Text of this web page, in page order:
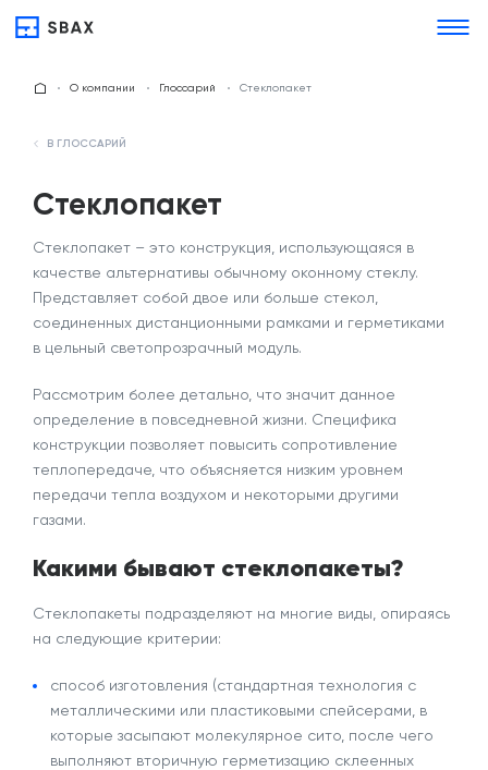
О компании Глоссарий Стеклопакет
В ГЛОССАРИЙ
Стеклопакет
Стеклопакет – это конструкция, использующаяся в
качестве альтернативы обычному оконному стеклу.
Представляет собой двое или больше стекол,
соединенных дистанционными рамками и герметиками
в цельный светопрозрачный модуль.
Рассмотрим более детально, что значит данное
определение в повседневной жизни. Специфика
конструкции позволяет повысить сопротивление
теплопередаче, что объясняется низким уровнем
передачи тепла воздухом и некоторыми другими
газами.
Какими бывают стеклопакеты?
Стеклопакеты подразделяют на многие виды , опираясь
на следующие критерии:
способ изготовления (стандартная технология с
металлическими или пластиковыми спейсерами, в
которые засыпают молекулярное сито, после чего
выполняют вторичную герметизацию склеенных